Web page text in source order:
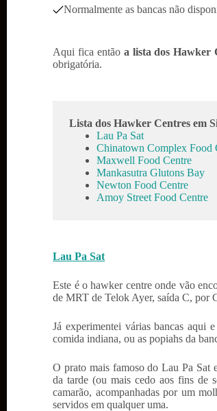
Normalmente as bancas não
Aqui fica então a lista dos Hawker
obrigatória.
Lista dos Hawker Centres em
Lau Pa Sat
Chinatown Complex Food
Maxwell Food Centre
Mankasutra Glutons Bay
Newton Food Centre
Amoy Street Food Centre
Lau Pa Sat
Este é o hawker centre onde vão
de MRT de Telok Ayer, saída C, por
Já experimentei várias bancas aqui
comida indiana, ou as popiahs da
O prato mais famoso do Lau Pa Sat
da tarde (ou mais cedo aos fins de
camarão, acompanhadas por um
servidos em qualquer uma.